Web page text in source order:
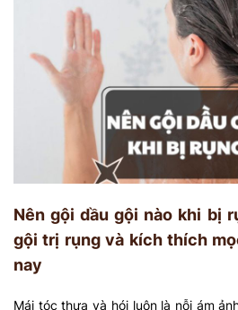
Nên gội dầu gội nào khi bị
gội trị rụng và kích thích
nay
Mái tóc thưa và hói luôn là nỗi ám